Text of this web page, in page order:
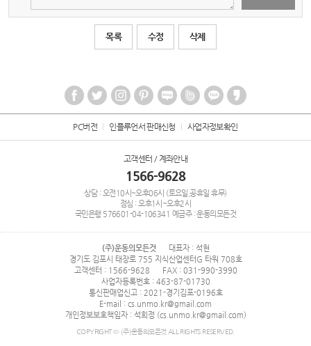
목록 수정 삭제
PC버전 인플루언서 판매신청 사업자정보확인
고객센터 / 계좌안내
1566-9628
상담 : 오전10시~오후06시 (토요일,공휴일 휴무)
점심 : 오후1시~오후2시
국민은행 576601-04-106341 예금주 : 운동의모든것
(주)운동의모든것
대표자 : 석현
경기도 김포시 태장로 755 지식산업센터G 타워 708호
고객센터 : 1566-9628
FAX : 031-990-3990
사업자등록번호 : 463-87-01730
통신판매업신고 : 2021-경기김포-0196호
E-mail : cs.unmo.kr@gmail.com
개인정보보호책임자 : 석희정 (cs.unmo.kr@gmail.com)
COPYRIGHT © (주)운동의모든것 ALL RIGHTS RESERVED.